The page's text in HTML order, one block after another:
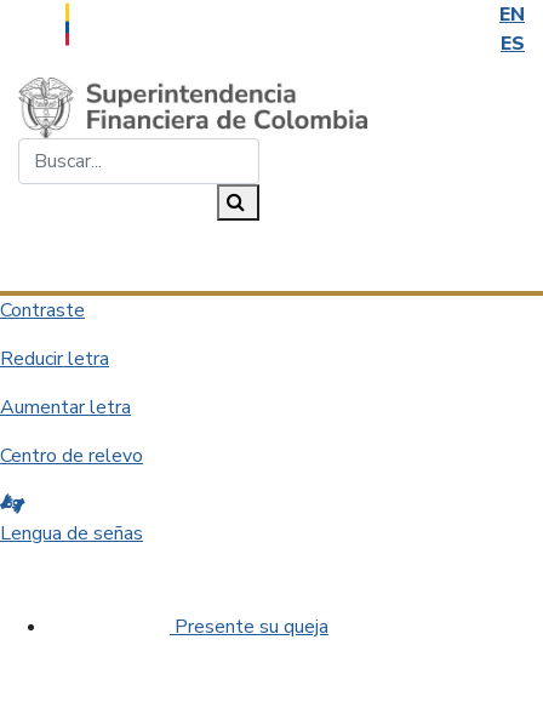
EN
ES
Saltar al contenido principal
Contraste
Reducir letra
Aumentar letra
Centro de relevo
Lengua de señas
Presente su queja